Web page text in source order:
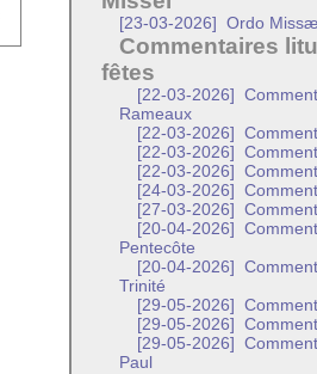
[23-03-2026] Ordo
Commentaires
fêtes
[22-03-2026]
Rameaux
[22-03-2026]
[22-03-2026]
[22-03-2026]
[24-03-2026]
[27-03-2026]
[20-04-2026]
Pentecôte
[20-04-2026]
Trinité
[29-05-2026]
[29-05-2026]
[29-05-2026]
Paul